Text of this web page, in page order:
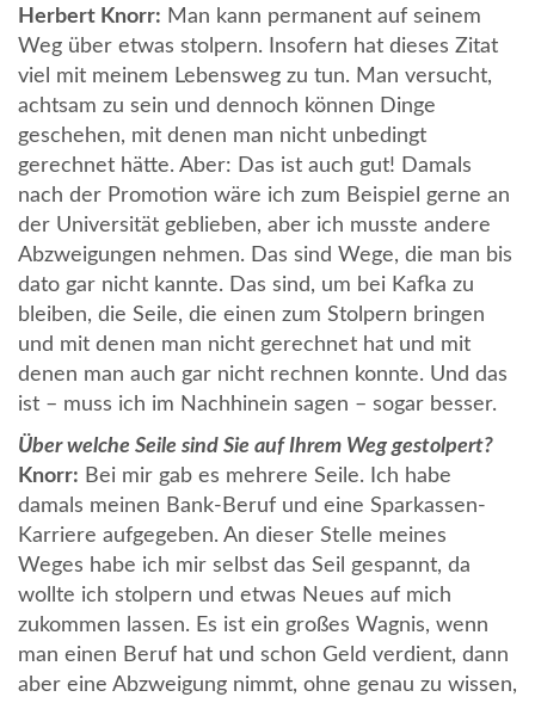
Herbert Knorr: Man kann permanent auf seinem
Weg über etwas stolpern. Insofern hat dieses Zitat
viel mit meinem Lebensweg zu tun. Man versucht,
achtsam zu sein und dennoch können Dinge
geschehen, mit denen man nicht unbedingt
gerechnet hätte. Aber: Das ist auch gut! Damals
nach der Promotion wäre ich zum Beispiel gerne an
der Universität geblieben, aber ich musste andere
Abzweigungen nehmen. Das sind Wege, die man bis
dato gar nicht kannte. Das sind, um bei Kafka zu
bleiben, die Seile, die einen zum Stolpern bringen
und mit denen man nicht gerechnet hat und mit
denen man auch gar nicht rechnen konnte. Und das
ist – muss ich im Nachhinein sagen – sogar besser.
Über welche Seile sind Sie auf Ihrem Weg gestolpert?
Knorr: Bei mir gab es mehrere Seile. Ich habe
damals meinen Bank-Beruf und eine Sparkassen-
Karriere aufgegeben. An dieser Stelle meines
Weges habe ich mir selbst das Seil gespannt, da
wollte ich stolpern und etwas Neues auf mich
zukommen lassen. Es ist ein großes Wagnis, wenn
man einen Beruf hat und schon Geld verdient, dann
aber eine Abzweigung nimmt, ohne genau zu wissen,